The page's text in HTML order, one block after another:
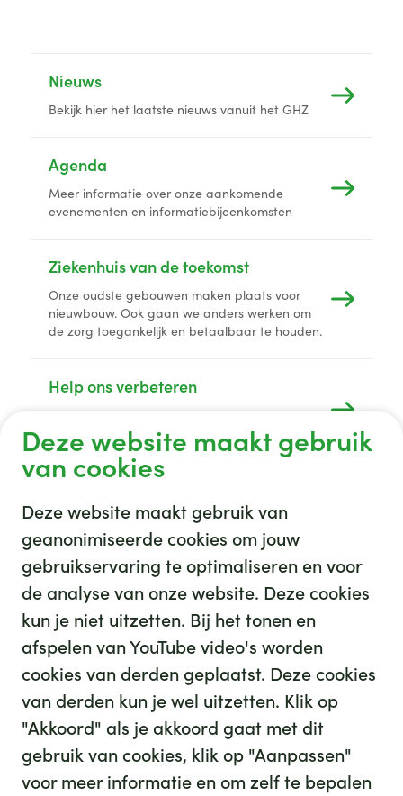
Nieuws
Bekijk hier het laatste nieuws vanuit het GHZ
Agenda
Meer informatie over onze aankomende
evenementen en informatiebijeenkomsten
Ziekenhuis van de toekomst
Onze oudste gebouwen maken plaats voor
nieuwbouw. Ook gaan we anders werken om
de zorg toegankelijk en betaalbaar te houden.
Help ons verbeteren
Deze website maakt gebruik
van cookies
Deze website maakt gebruik van
geanonimiseerde cookies om jouw
gebruikservaring te optimaliseren en voor
de analyse van onze website. Deze cookies
kun je niet uitzetten. Bij het tonen en
afspelen van YouTube video's worden
cookies van derden geplaatst. Deze cookies
van derden kun je wel uitzetten. Klik op
"Akkoord" als je akkoord gaat met dit
gebruik van cookies, klik op "Aanpassen"
voor meer informatie en om zelf te bepalen
GHZ
We hebben 35 leuke banen voor je